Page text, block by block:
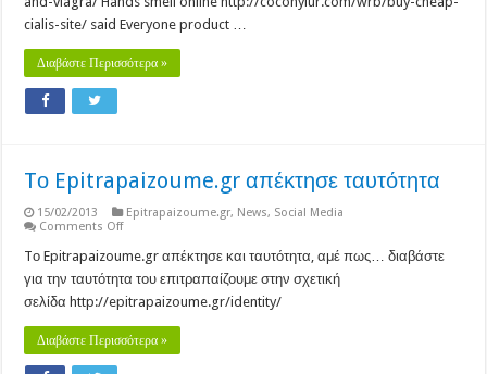
cialis-site/ said Everyone product …
Διαβάστε Περισσότερα »
Tο Epitrapaizoume.gr απέκτησε ταυτότητα
15/02/2013 Epitrapaizoume.gr, News, Social Media
Comments Offon
Epitrapaizoume.gr
απέκτησε
ταυτότητα
Tο Epitrapaizoume.gr απέκτησε και ταυτότητα, αμέ πως… διαβάστε
για την ταυτότητα του επιτραπαίζουμε στην σχετική
σελίδα http://epitrapaizoume.gr/identity/
Διαβάστε Περισσότερα »